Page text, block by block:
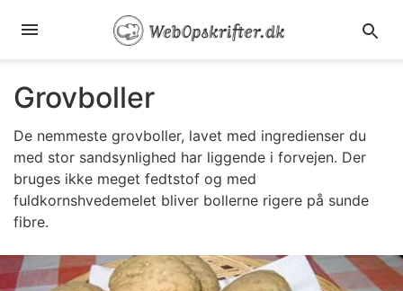
Grovboller
De nemmeste grovboller, lavet med ingredienser du
med stor sandsynlighed har liggende i forvejen. Der
bruges ikke meget fedtstof og med
fuldkornshvedemelet bliver bollerne rigere på sunde
fibre.